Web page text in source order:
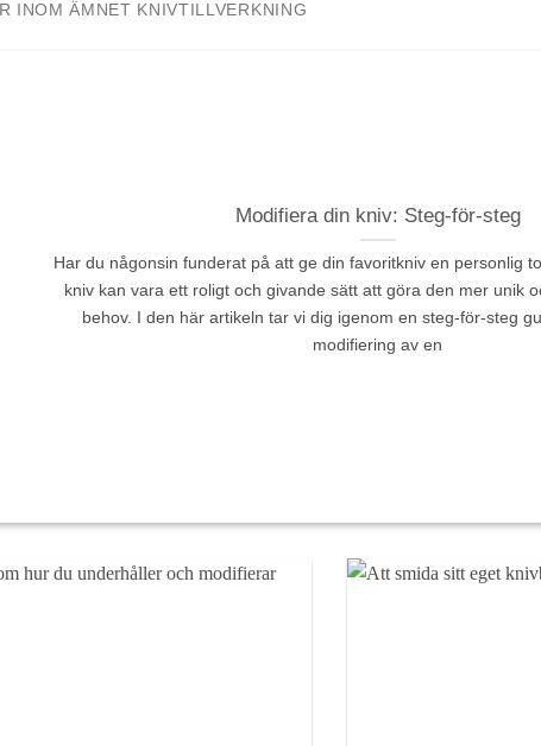
INOM ÄMNET KNIVTILLVERKNING
Modifiera din kniv: Steg-för-steg
Har du någonsin funderat på att ge din favoritkniv en personlig
kniv kan vara ett roligt och givande sätt att göra den mer unik
behov. I den här artikeln tar vi dig igenom en steg-för-steg
modifiering av en